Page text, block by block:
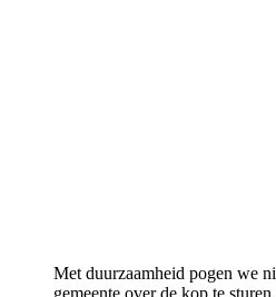
Met duurzaamheid pogen we
gemeente over de kop te